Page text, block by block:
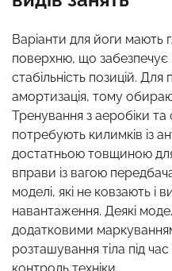
Варіанти для йоги мають
поверхню, що забезпечує
стабільність позицій.
амортизація, тому
Тренування з аеробіки та
потребують килимків із
достатньою товщиною
вправи із вагою
моделі, які не ковзають і
навантаження. Деякі
додатковими
розташування тіла під